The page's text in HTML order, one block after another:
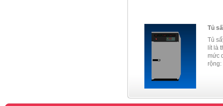
Tủ
Tủ
lít là
mức
rộng: